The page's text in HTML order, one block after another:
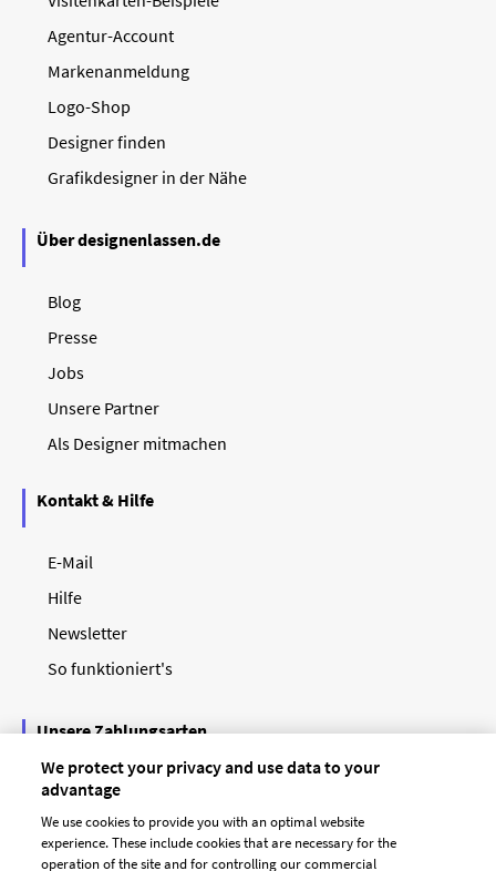
Agentur-Account
Markenanmeldung
Logo-Shop
Designer finden
Grafikdesigner in der Nähe
Über designenlassen.de
Blog
Presse
Jobs
Unsere Partner
Als Designer mitmachen
Kontakt & Hilfe
E-Mail
Hilfe
Newsletter
So funktioniert's
Unsere Zahlungsarten
We protect your privacy and use data to your
advantage
We use cookies to provide you with an optimal website
experience. These include cookies that are necessary for the
operation of the site and for controlling our commercial